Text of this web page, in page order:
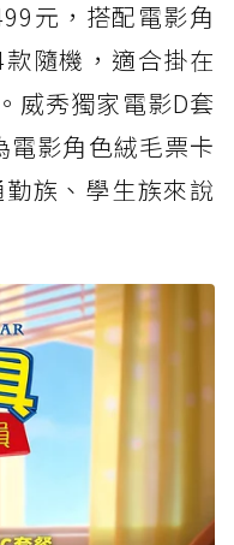
元，搭配電影角
隨機，適合掛在
威秀獨家電影D套
電影角色絨毛票卡
族、學生族來說